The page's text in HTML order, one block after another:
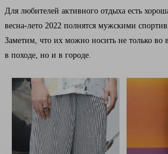
Для любителей активного отдыха есть
весна-лето 2022 полнятся мужскими
Заметим, что их можно носить не только во
в походе, но и в городе.